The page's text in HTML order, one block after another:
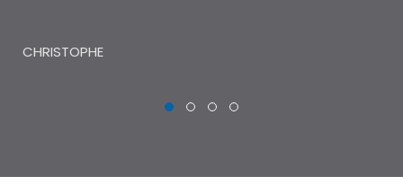
CHRISTOPHE